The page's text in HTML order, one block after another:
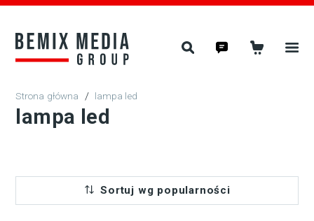
/ lampa led
lampa led
Sortuj wg popularności